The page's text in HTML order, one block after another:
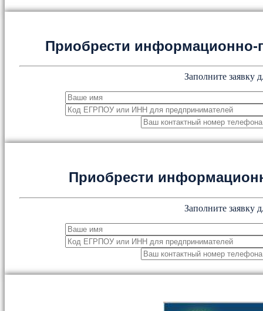
Приобрести
Заполните заявку
Приобрести
Заполните заявку